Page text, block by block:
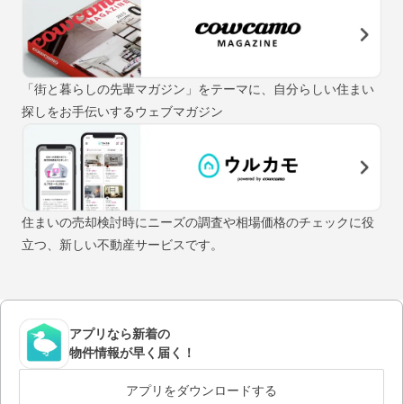
「街と暮らしの先輩マガジン」をテーマに、自分らしい住まい
探しをお手伝いするウェブマガジン
住まいの売却検討時にニーズの調査や相場価格のチェックに役
立つ、新しい不動産サービスです。
アプリなら新着の
物件情報が早く届く！
アプリをダウンロードする